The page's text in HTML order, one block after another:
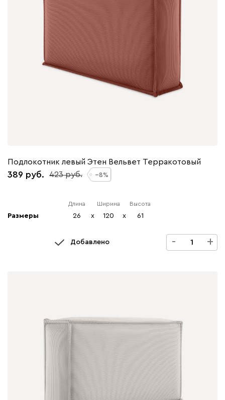
Подлокотник левый Этен Вельвет Терракотовый
389 423 8
Размеры
Длина
26 x
Ширина
120 x
Высота
61
Добавлено - +